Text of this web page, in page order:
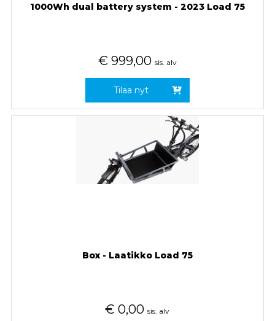
1000Wh dual battery system - 2023 Load 75
€ 999,00 sis. alv
Tilaa nyt
Box - Laatikko Load 75
€ 0,00 sis. alv